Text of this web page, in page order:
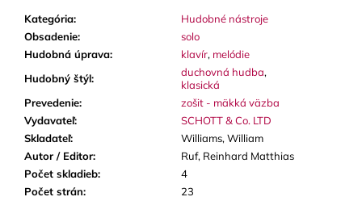
Kategória:
Hudobné nástroje
Obsadenie:
solo
Hudobná úprava: klavír, melódie
Hudobný štýl: duchovná hudba,
klasická
Prevedenie:
zošit - mäkká väzba
Vydavateľ:
SCHOTT & Co. LTD
Skladateľ:
Williams, William
Autor / Editor:
Ruf, Reinhard Matthias
Počet skladieb:
4
Počet strán:
23
3,50